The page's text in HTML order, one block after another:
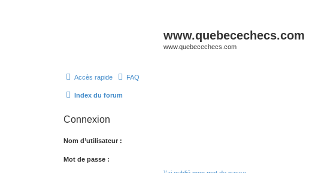
www.quebecechecs.com
www.quebecechecs.com
Accès rapide FAQ
Index du forum
Connexion
Nom d’utilisateur :
Mot de passe :